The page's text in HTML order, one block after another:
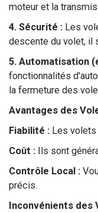
moteur et la
4. Sécurité : Les
descente du volet, il
5. Automatisation
fonctionnalités
la fermeture des
Avantages des
Fiabilité : Les volets
Coût : Ils sont
Contrôle Local :
précis.
Inconvénients des